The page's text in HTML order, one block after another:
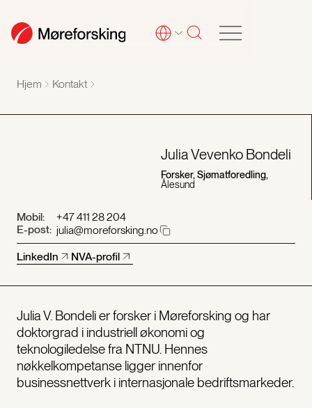
Hjem Kontakt
Julia Vevenko Bondeli
Forsker, Sjømatforedling,
Ålesund
Mobil:
+47 411 28 204
E-post: julia@moreforsking.no
LinkedIn
NVA-profil
Julia V. Bondeli er forsker i Møreforsking og har
doktorgrad i industriell økonomi og
teknologiledelse fra NTNU. Hennes
nøkkelkompetanse ligger innenfor
businessnettverk i internasjonale bedriftsmarkeder.